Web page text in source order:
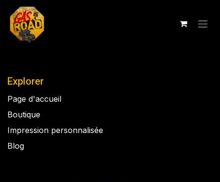
Se rendre au contenu
Explorer
Page d'accueil
Boutique
Impression personnalisée
Blog